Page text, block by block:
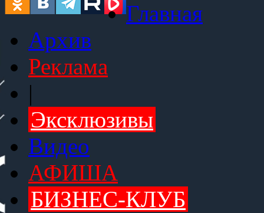
Главная
Архив
Реклама
|
Эксклюзивы
Видео
АФИША
БИЗНЕС-КЛУБ